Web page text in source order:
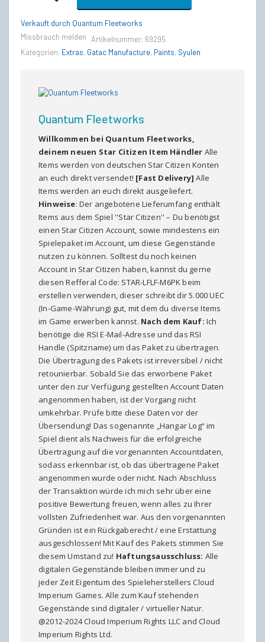
Manufacture
-
Purple
Verkauft durch Quantum Fleetworks
Missbrauch melden
Artikelnummer: 69295
Kategorien: Extras, Gatac Manufacture, Paints, Syulen
Quantum Fleetworks
Willkommen bei Quantum Fleetworks,
deinem neuen Star Citizen Item Händler Alle
Items werden von deutschen Star Citizen Konten
an euch direkt versendet! [Fast Delivery] Alle
Items werden an euch direkt ausgeliefert.
Hinweise: Der angebotene Lieferumfang enthält
Items aus dem Spiel ''Star Citizen'' – Du benötigst
einen Star Citizen Account, sowie mindestens ein
Spielepaket im Account, um diese Gegenstände
nutzen zu können. Solltest du noch keinen
Account in Star Citizen haben, kannst du gerne
diesen Refferal Code: STAR-LFLF-M6PKbeim
erstellen verwenden, dieser schreibt dir 5.000 UEC
(In-Game-Währung) gut, mit dem du diverse Items
im Game erwerben kannst. Nach dem Kauf: Ich
benötige die RSI E-Mail-Adresse und das RSI
Handle (Spitzname) um das Paket zu übertragen.
Die Übertragung des Pakets ist irreversibel / nicht
retounierbar. Sobald Sie das erworbene Paket
unter den zur Verfügung gestellten Account Daten
angenommen haben, ist der Vorgang nicht
umkehrbar. Prüfe bitte diese Daten vor der
Übersendung! Das sogenannte „Hangar Log“ im
Spiel dient als Nachweis für die erfolgreiche
Übertragung auf die vorgenannten Accountdaten,
sodass erkennbar ist, ob das übertragene Paket
angenommen wurde oder nicht. Nach Abschluss
der Transaktion würde ich mich sehr über eine
positive Bewertung freuen, wenn alles zu Ihrer
vollsten Zufriedenheit war. Aus den vorgenannten
Gründen ist ein Rückgaberecht / eine Erstattung
ausgeschlossen! Mit Kauf des Pakets stimmen Sie
diesem Umstand zu! Haftungsausschluss: Alle
digitalen Gegenstände bleiben immer und zu
jeder Zeit Eigentum des Spieleherstellers Cloud
Imperium Games. Alle zum Kauf stehenden
Gegenstände sind digitaler / virtueller Natur.
@2012-2024 Cloud Imperium Rights LLC and Cloud
Imperium Rights Ltd.